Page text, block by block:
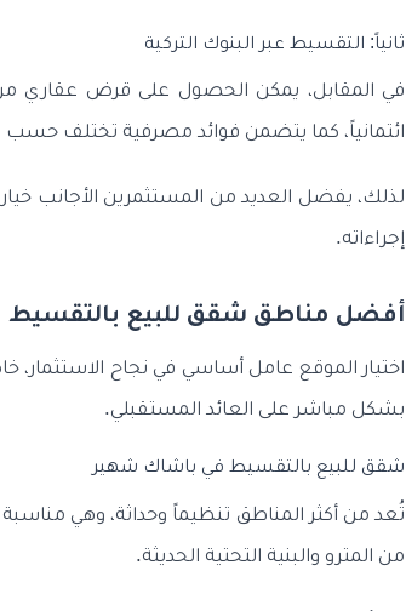
ثانياً: التقسيط عبر البنوك التركية
في المقابل، يمكن الحصول على قرض عقاري من
ائتمانياً، كما يتضمن فوائد مصرفية تختلف حسب
لذلك، يفضل العديد من المستثمرين الأجانب
إجراءاته.
أفضل مناطق شقق للبيع
اختيار الموقع عامل أساسي في نجاح
بشكل مباشر على العائد المستقبلي.
شقق للبيع بالتقسيط في باشاك شهير
تُعد من أكثر المناطق تنظيماً وحداثة، وهي
من المترو والبنية التحتية الحديثة.